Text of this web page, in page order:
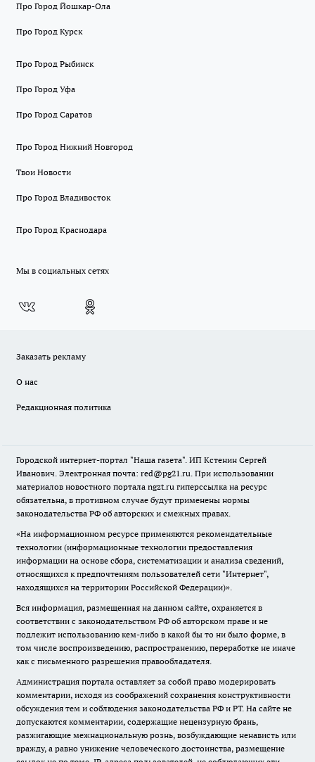
Про Город Йошкар-Ола
Про Город Курск
Про Город Рыбинск
Про Город Уфа
Про Город Саратов
Про Город Нижний Новгород
Твои Новости
Про Город Владивосток
Про Город Краснодара
Мы в социальных сетях
Заказать рекламу
О нас
Редакционная политика
Городской интернет-портал "Наша газета". ИП Кстенин Сергей
Иванович. Электронная почта: red@pg21.ru. При использовании
материалов новостного портала ngzt.ru гиперссылка на ресурс
обязательна, в противном случае будут применены нормы
законодательства РФ об авторских и смежных правах.
«На информационном ресурсе применяются рекомендательные
технологии (информационные технологии предоставления
информации на основе сбора, систематизации и анализа сведений,
относящихся к предпочтениям пользователей сети "Интернет",
находящихся на территории Российской Федерации)».
Вся информация, размещенная на данном сайте, охраняется в
соответствии с законодательством РФ об авторском праве и не
подлежит использованию кем-либо в какой бы то ни было форме, в
том числе воспроизведению, распространению, переработке не иначе
как с письменного разрешения правообладателя.
Администрация портала оставляет за собой право модерировать
комментарии, исходя из соображений сохранения конструктивности
обсуждения тем и соблюдения законодательства РФ и РТ. На сайте не
допускаются комментарии, содержащие нецензурную брань,
разжигающие межнациональную рознь, возбуждающие ненависть или
вражду, а равно унижение человеческого достоинства, размещение